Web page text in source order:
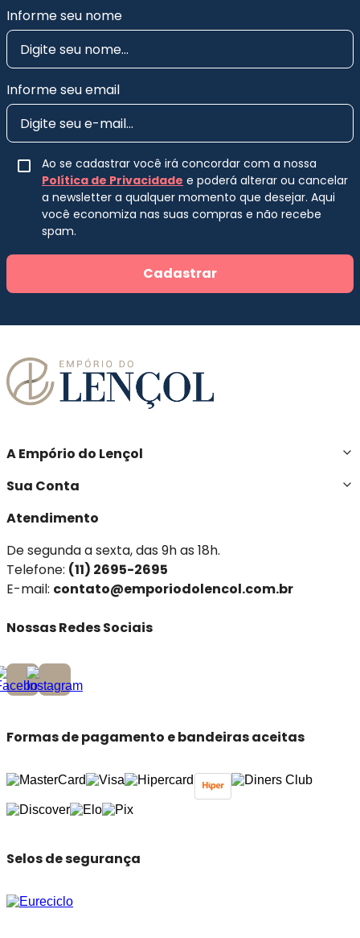
Informe seu nome
Informe seu email
Ao se cadastrar você irá concordar com a nossa
Política de Privacidade e poderá alterar ou cancelar
a newsletter a qualquer momento que desejar. Aqui
você economiza nas suas compras e não recebe
spam.
Cadastrar
A Empório do Lençol
Sua Conta
Atendimento
De segunda a sexta, das 9h as 18h.
Telefone: (11) 2695-2695
E-mail: contato@emporiodolencol.com.br
Nossas Redes Sociais
Formas de pagamento e bandeiras aceitas
Selos de segurança